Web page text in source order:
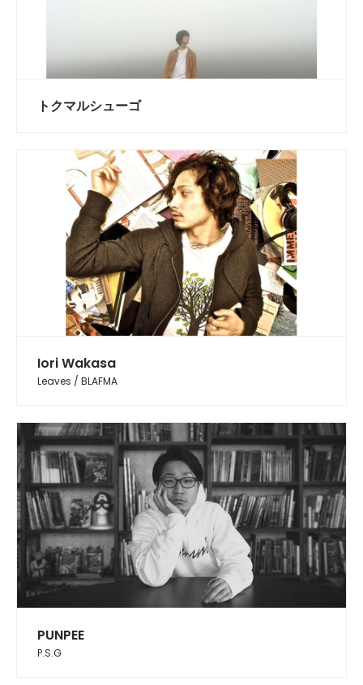
トクマルシューゴ
Iori Wakasa
Leaves / BLAFMA
PUNPEE
P.S.G